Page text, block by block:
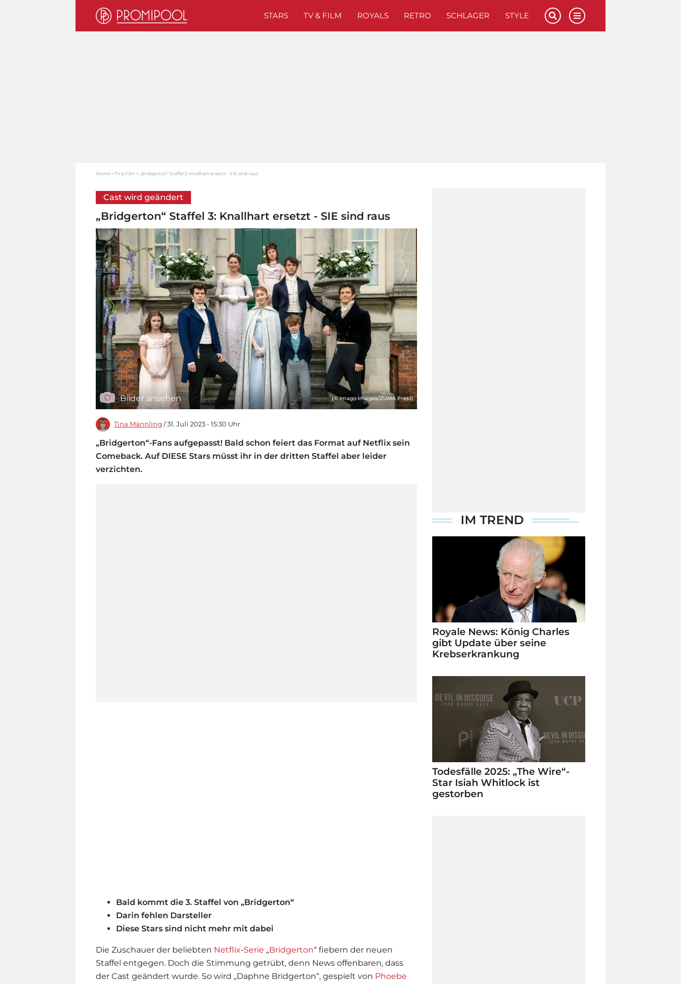
STARS TV & FILM ROYALS RETRO SCHLAGER STYLE
Home TV & Film „Bridgerton“ Staffel 3: Knallhart ersetzt - SIE sind raus
Cast wird geändert
„Bridgerton“ Staffel 3: Knallhart ersetzt - SIE sind raus
Bilder ansehen (© Imago Images/ZUMA Press)
Tina Männling / 31. Juli 2023 - 15:30 Uhr
„Bridgerton“-Fans aufgepasst! Bald schon feiert das Format auf Netflix sein
Comeback. Auf DIESE Stars müsst ihr in der dritten Staffel aber leider
verzichten.
Bald kommt die 3. Staffel von „Bridgerton“
Darin fehlen Darsteller
Diese Stars sind nicht mehr mit dabei
Die Zuschauer der beliebten Netflix-Serie „Bridgerton“ fiebern der neuen
Staffel entgegen. Doch die Stimmung getrübt, denn News offenbaren, dass
der Cast geändert wurde. So wird „Daphne Bridgerton“, gespielt von Phoebe
IM TREND
Royale News: König Charles
gibt Update über seine
Krebserkrankung
Todesfälle 2025: „The Wire“-
Star Isiah Whitlock ist
gestorben